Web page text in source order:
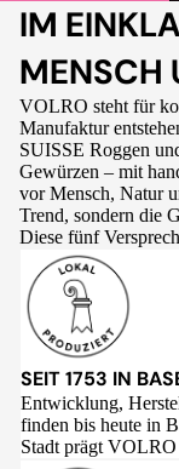
IM
MENSCH
VOLRO steht für
Manufaktur
SUISSE Roggen
Gewürzen – mit
vor Mensch, Natur
Trend, sondern die
Diese fünf
SEIT 1753 IN
Entwicklung,
finden bis heute in
Stadt prägt VOLRO